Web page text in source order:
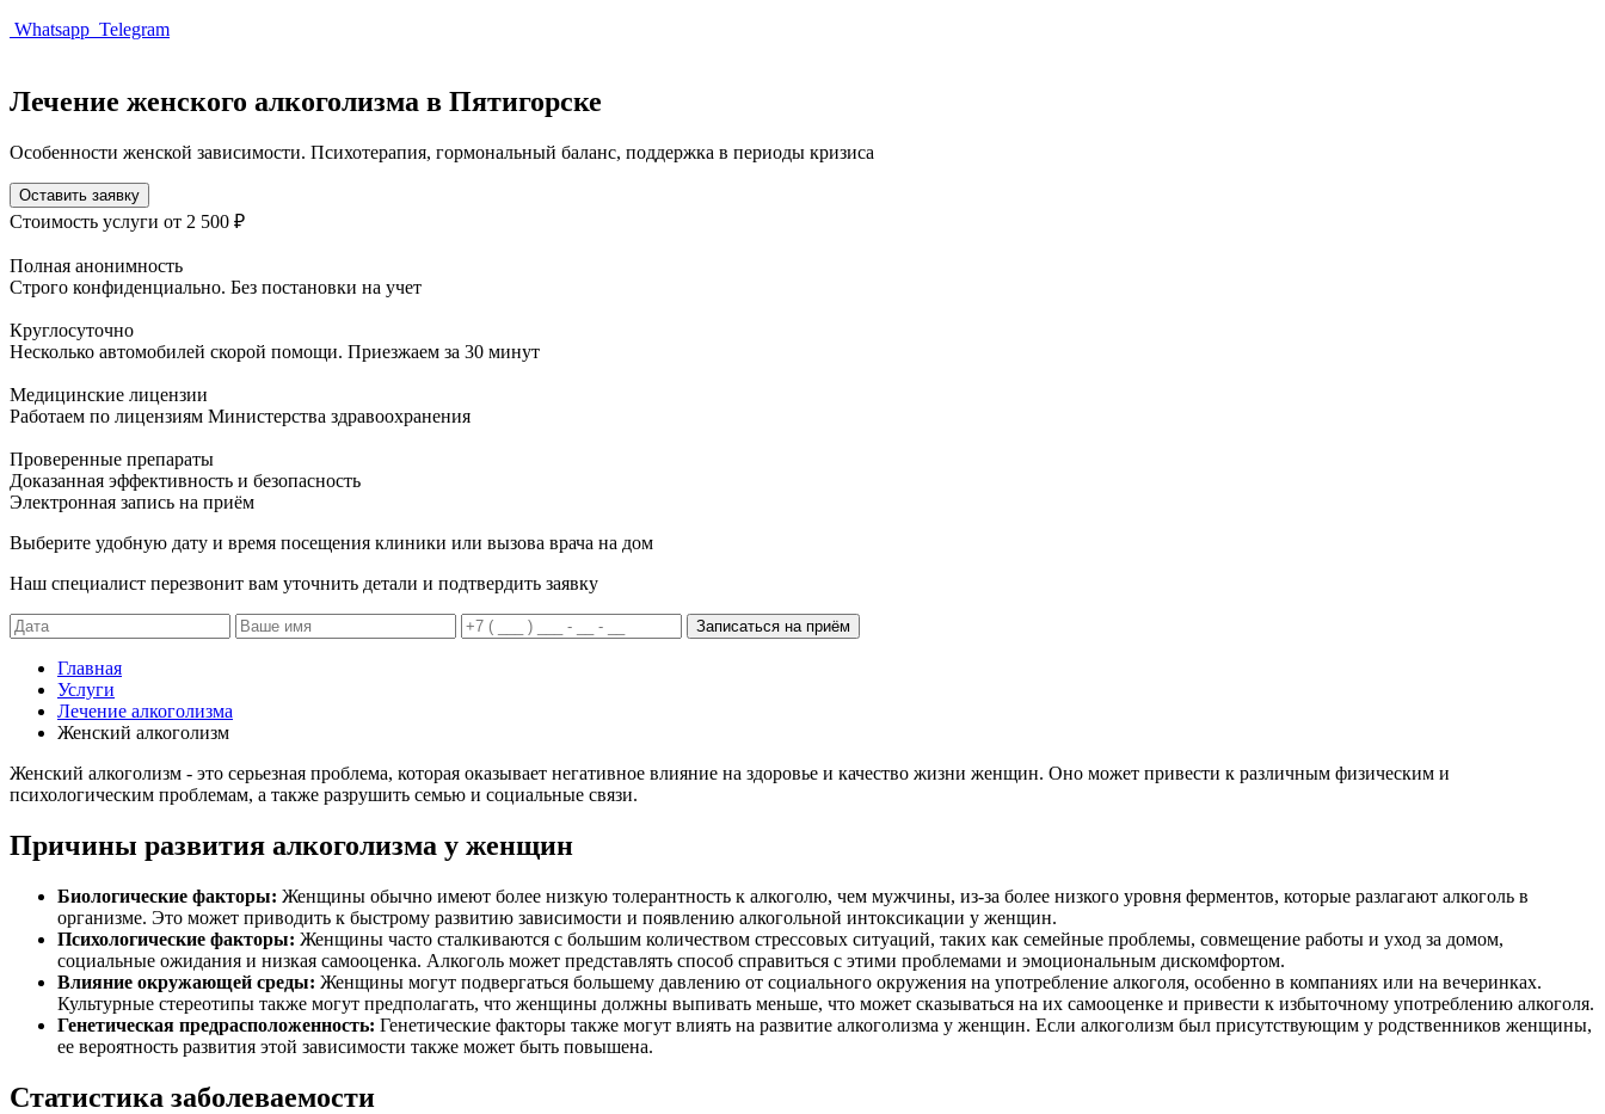
Whatsapp Telegram
Лечение женского алкоголизма в Пятигорске
Особенности женской зависимости. Психотерапия, гормональный баланс, поддержка в периоды кризиса
Оставить заявку
Стоимость услуги от 2 500 ₽
Полная анонимность
Строго конфиденциально. Без постановки на учет
Круглосуточно
Несколько автомобилей скорой помощи. Приезжаем за 30 минут
Медицинские лицензии
Работаем по лицензиям Министерства здравоохранения
Проверенные препараты
Доказанная эффективность и безопасность
Электронная запись на приём
Выберите удобную дату и время посещения клиники или вызова врача на дом
Наш специалист перезвонит вам уточнить детали и подтвердить заявку
Записаться на приём
Главная
Услуги
Лечение алкоголизма
Женский алкоголизм
Женский алкоголизм - это серьезная проблема, которая оказывает негативное влияние на здоровье и качество жизни женщин. Оно может привести к различным физическим и
психологическим проблемам, а также разрушить семью и социальные связи.
Причины развития алкоголизма у женщин
Биологические факторы: Женщины обычно имеют более низкую толерантность к алкоголю, чем мужчины, из-за более низкого уровня ферментов, которые разлагают алкоголь в
организме. Это может приводить к быстрому развитию зависимости и появлению алкогольной интоксикации у женщин.
Психологические факторы: Женщины часто сталкиваются с большим количеством стрессовых ситуаций, таких как семейные проблемы, совмещение работы и уход за домом,
социальные ожидания и низкая самооценка. Алкоголь может представлять способ справиться с этими проблемами и эмоциональным дискомфортом.
Влияние окружающей среды: Женщины могут подвергаться большему давлению от социального окружения на употребление алкоголя, особенно в компаниях или на вечеринках.
Культурные стереотипы также могут предполагать, что женщины должны выпивать меньше, что может сказываться на их самооценке и привести к избыточному употреблению алкоголя.
Генетическая предрасположенность: Генетические факторы также могут влиять на развитие алкоголизма у женщин. Если алкоголизм был присутствующим у родственников женщины,
ее вероятность развития этой зависимости также может быть повышена.
Статистика заболеваемости